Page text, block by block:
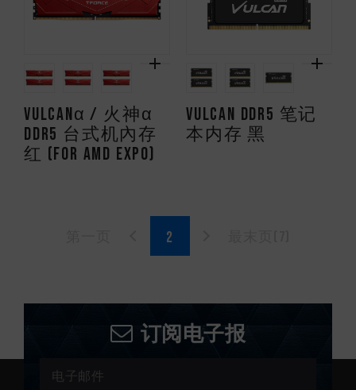
VULCANα / 火神α
DDR5 台式机內存
红 (FOR AMD EXPO)
VULCAN DDR5 笔记
本内存 黑
订阅电子报